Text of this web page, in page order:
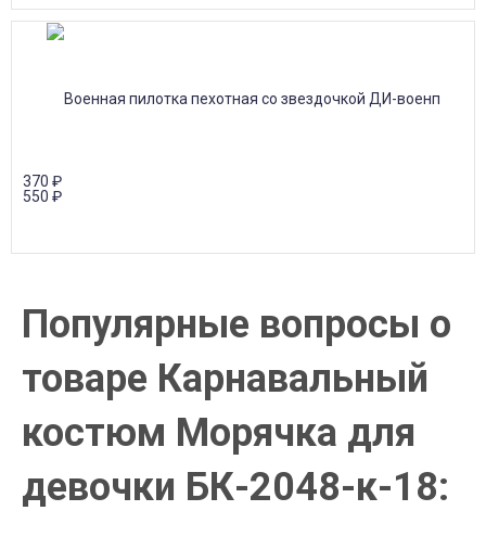
370 ₽
550 ₽
Популярные вопросы о
товаре Карнавальный
костюм Морячка для
девочки БК-2048-к-18: